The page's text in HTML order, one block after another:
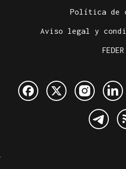
Política de
Aviso legal y
FEDER